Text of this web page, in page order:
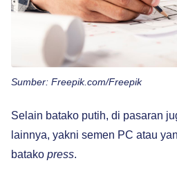
Sumber: Freepik.com/Freepik
Selain batako putih, di pasaran
lainnya, yakni semen PC atau
batako press.